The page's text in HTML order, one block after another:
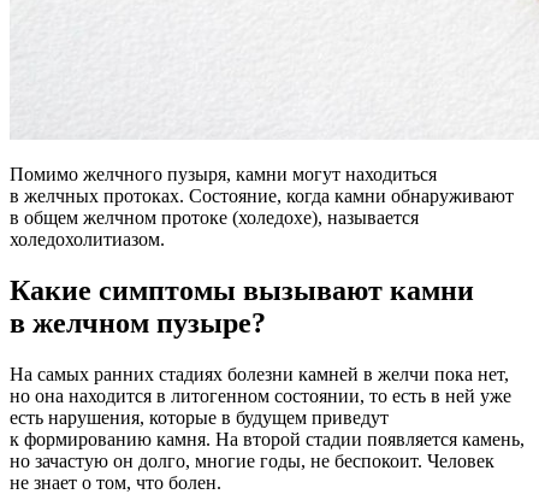
Помимо желчного пузыря, камни могут находиться
в желчных протоках. Состояние, когда камни обнаруживают
в общем желчном протоке (холедохе), называется
холедохолитиазом.
Какие симптомы вызывают камни
в желчном пузыре?
На самых ранних стадиях болезни камней в желчи пока нет,
но она находится в литогенном состоянии, то есть в ней уже
есть нарушения, которые в будущем приведут
к формированию камня. На второй стадии появляется камень,
но зачастую он долго, многие годы, не беспокоит. Человек
не знает о том, что болен.